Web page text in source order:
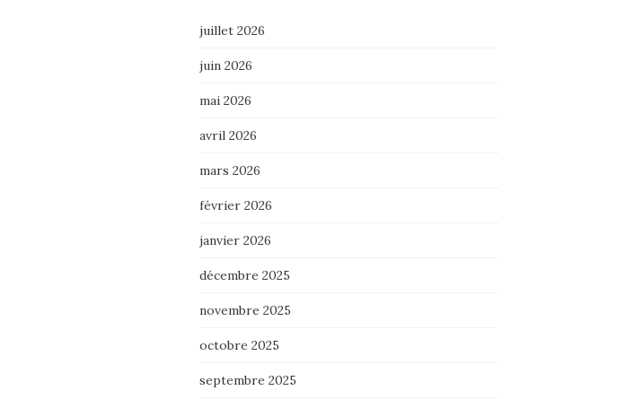
juillet 2026
juin 2026
mai 2026
avril 2026
mars 2026
février 2026
janvier 2026
décembre 2025
novembre 2025
octobre 2025
septembre 2025